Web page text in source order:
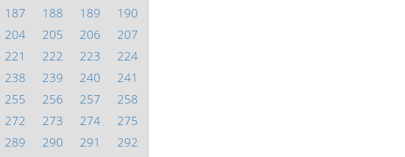
187 188 189
190
204 205 206
207
221 222 223
224
238 239 240
241
255 256 257
258
272 273 274
275
289 290 291
292